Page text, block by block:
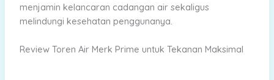
menjamin kelancaran cadangan air sekaligus
melindungi kesehatan penggunanya.
Review Toren Air Merk Prime untuk Tekanan Maksimal